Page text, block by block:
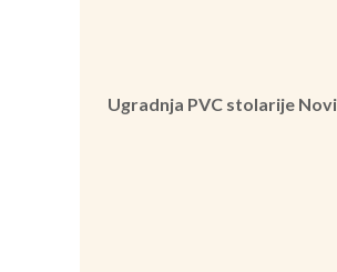
Ugradnja PVC stolarije